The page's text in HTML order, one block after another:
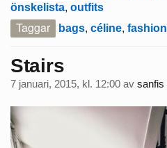
önskelista, outfits
Taggar bags, céline, fashion
Stairs
7 januari, 2015, kl. 12:00 av sanfis